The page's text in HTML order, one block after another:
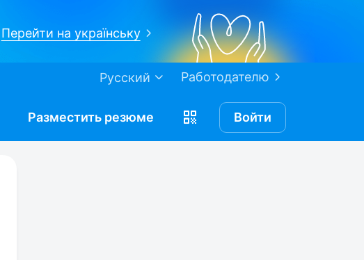
Перейти на українську
Работодателю
Русский
Разместить резюме Войти